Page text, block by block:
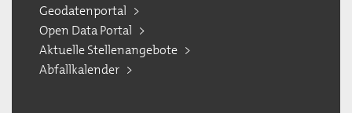
Geodatenportal
Open Data Portal
Aktuelle Stellenangebote
Abfallkalender